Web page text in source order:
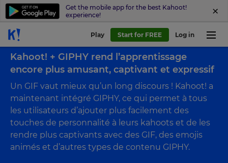
Get the mobile app for the best Kahoot!
experience!
Play Start for FREE Log in
Kahoot! + GIPHY rend l’apprentissage
encore plus amusant, captivant et expressif
Un GIF vaut mieux qu’un long discours ! Kahoot! a
maintenant intégré GIPHY, ce qui permet à tous
les utilisateurs d’ajouter plus facilement des
touches de personnalité à leurs kahoots et de les
rendre plus captivants avec des GIF, des emojis
animés et d’autres types de contenu GIPHY.